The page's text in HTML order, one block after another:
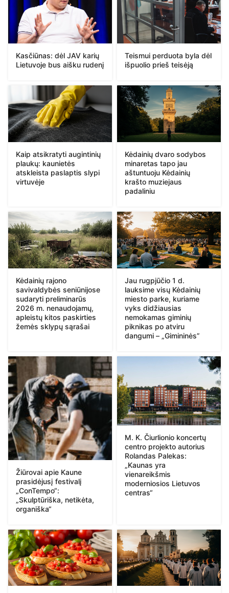
Kasčiūnas: dėl JAV karių
Lietuvoje bus aišku rudenį
Teismui perduota byla dėl
išpuolio prieš teisėją
Kaip atsikratyti augintinių
plaukų: kaunietės
atskleista paslaptis slypi
virtuvėje
Kėdainių dvaro sodybos
minaretas tapo jau
aštuntuoju Kėdainių
krašto muziejaus
padaliniu
Kėdainių rajono
savivaldybės seniūnijose
sudaryti preliminarūs
2026 m. nenaudojamų,
apleistų kitos paskirties
žemės sklypų sąrašai
Jau rugpjūčio 1 d.
lauksime visų Kėdainių
miesto parke, kuriame
vyks didžiausias
nemokamas giminių
piknikas po atviru
dangumi – „Gimininės”
Žiūrovai apie Kaune
prasidėjusį festivalį
„ConTempo“:
„Skulptūriška, netikėta,
organiška“
M. K. Čiurlionio koncertų
centro projekto autorius
Rolandas Palekas:
„Kaunas yra
vienareikšmis
moderniosios Lietuvos
centras“